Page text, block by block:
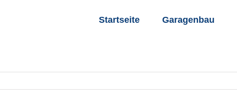
Startseite Garagenbau